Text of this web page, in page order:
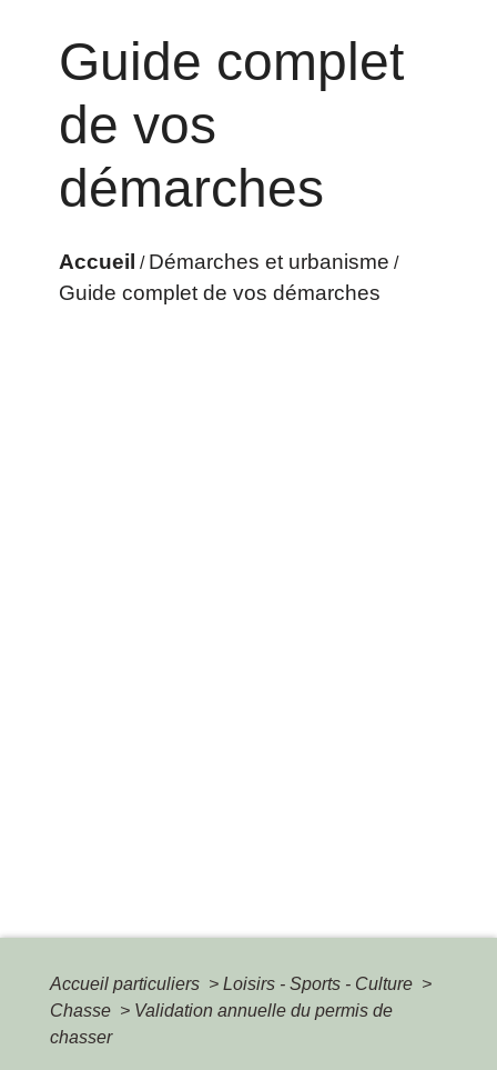
Guide complet
de vos
démarches
Accueil / Démarches et urbanisme /
Guide complet de vos démarches
Accueil particuliers > Loisirs - Sports - Culture >
Chasse > Validation annuelle du permis de
chasser